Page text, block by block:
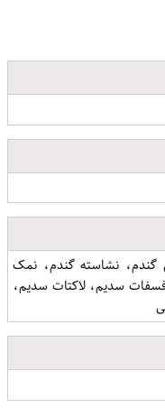
گندم، نشاسته گندم، نمک
سدیم، لاکتات سدیم،